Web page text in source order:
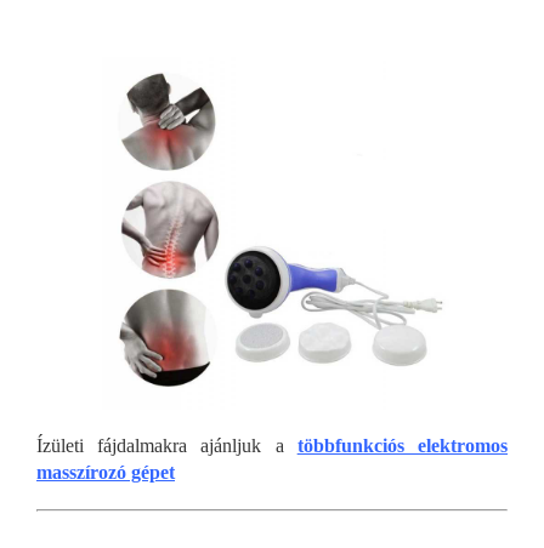
Ízületi fájdalmakra ajánljuk a többfunkciós elektromos
masszírozó gépet